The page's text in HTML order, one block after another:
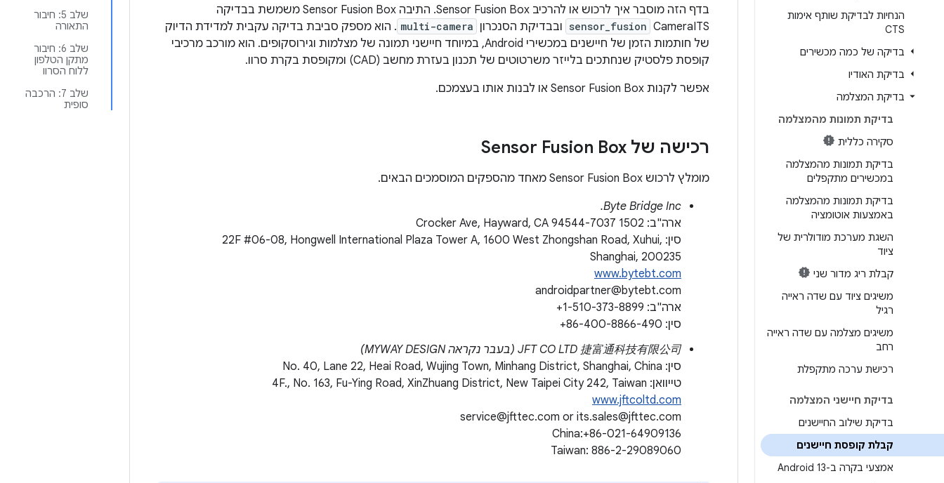
הנחיות לבדיקת שותף אימות
CTS
בדיקה של כמה מכשירים
בדיקת האודיו
בדיקת המצלמה
בדיקת תמונות מהמצלמה
סקירה כללית
בדיקת תמונות מהמצלמה
במכשירים מתקפלים
בדיקת תמונות מהמצלמה
באמצעות אוטומציה
השגת מערכת מודולרית של
ציוד
קבלת ריג מדור שני
משיגים ציוד עם שדה ראייה
רגיל
משיגים מצלמה עם שדה ראייה
רחב
רכישת ערכה מתקפלת
בדיקת חיישני המצלמה
בדיקת שילוב החיישנים
קבלת קופסת חיישנים
אמצעי בקרה ב-Android 13
שלב 5: חיבור
התאורה
שלב 6: חיבור
מתקן הטלפון
ללוח הסרוו
שלב 7: הרכבה
סופית
בדף הזה מוסבר איך לרכוש או להרכיב Sensor Fusion Box. התיבה Sensor Fusion Box משמשת בבדיקה
CameraITS
sensor_fusion ובבדיקת הסנכרון multi-camera . הוא מספק סביבת בדיקה עקבית למדידת הדיוק
של חותמות הזמן של חיישנים במכשירי Android, במיוחד חיישני תמונה של מצלמות וגירוסקופים. הוא מורכב מרכיבי
קופסת פלסטיק שנחתכים בלייזר משרטוטים של תכנון בעזרת מחשב (CAD) ומקופסת בקרת סרוו.
אפשר לקנות Sensor Fusion Box או לבנות אותו בעצמכם.
רכישה של Sensor Fusion Box
מומלץ לרכוש Sensor Fusion Box מאחד מהספקים המוסמכים הבאים.
Byte Bridge Inc.
ארה"ב: 1502 Crocker Ave, Hayward, CA 94544-7037
סין: 22F #06-08, Hongwell International Plaza Tower A, 1600 West Zhongshan Road, Xuhui,
Shanghai, 200235
www.bytebt.com
androidpartner@bytebt.com
ארה"ב: ‎+1-510-373-8899
סין: ‎+86-400-8866-490
JFT CO LTD 捷富通科技有限公司 (בעבר נקראה MYWAY DESIGN)
סין: No. 40, Lane 22, Heai Road, Wujing Town, Minhang District, Shanghai, China
טייוואן: 4F., ‪No. 163, Fu-Ying Road, XinZhuang District, New Taipei City 242, Taiwan
www.jftcoltd.com
service@jfttec.com or its.sales@jfttec.com
China:+86-021-64909136
Taiwan: 886-2-29089060